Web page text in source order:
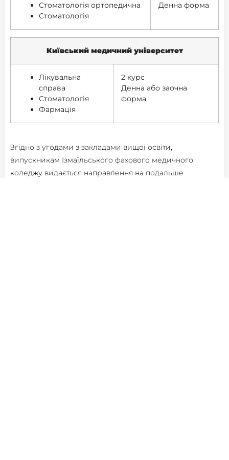
Стоматологія ортопедична
Стоматологія
Денна форма
Київський медичний університет
Лікувальна
справа
Стоматологія
Фармація
2 курс
Денна або заочна
форма
Згідно з угодами з закладами вищої освіти,
випускникам Ізмаїльського фахового медичного
коледжу видається направлення на подальше